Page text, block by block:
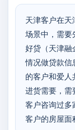
天津客户在天
场景中，需要
好贷（天津融
情况做贷款信
的客户和爱人
进货需要，需
客户咨询过多
客户的房屋面